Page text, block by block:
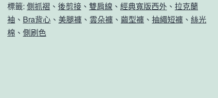
標籤: 側抓褶 、 後剪接 、 雙肩線 、 經典寬版西外 、 拉克蘭
袖 、 Bra背心 、 美腿褲 、 雲朵褲 、 繭型褲 、 抽繩短褲 、 絲光
棉 、 側刷色